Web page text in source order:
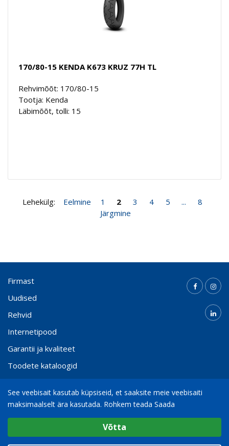
170/80-15 KENDA K673 KRUZ 77H TL
Rehvimõõt: 170/80-15
Tootja: Kenda
Läbimõõt, tolli: 15
Lehekülg: Eelmine 1 2 3 4 5 ...
8
Järgmine
Firmast
Uudised
Rehvid
Internetipood
Garantii ja kvaliteet
Toodete kataloogid
Kontakt
(+372) 65 000 21
© 2026Bohnenkamp AG
See veebisait kasutab küpsiseid, et saaksite meie veebisaiti
maksimaalselt ära kasutada. Rohkem teada Saada
Valige cookie Seaded
Analüütiline / Funktsionaalne
Võtta